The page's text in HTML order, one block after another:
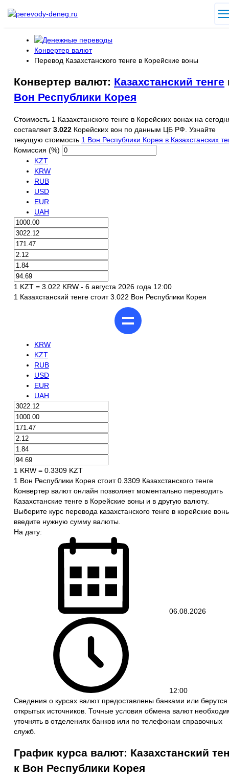
Конвертер валют
Перевод Казахстанского тенге в Корейские воны
Конвертер валют: Казахстанский тенге
Вон Республики Корея
Стоимость 1 Казахстанского тенге в Корейских вонах на
составляет3.022 Корейских вон по данным ЦБ РФ. Узнайте
текущую стоимость 1 Вон Республики Корея в Казахстанских
Комиссия (%)
KZT
KRW
RUB
USD
EUR
UAH
1 KZT = 3.022 KRW - 6 августа 2026 года 12:00
1 Казахстанский тенге стоит 3.022 Вон Республики Корея
KRW
KZT
RUB
USD
EUR
UAH
1 KRW = 0.3309 KZT
1 Вон Республики Корея стоит 0.3309 Казахстанского тенге
Конвертер валют онлайн позволяет моментально переводить
Казахстанские тенге в Корейские воны и в другую валюту.
Выберите курс перевода казахстанского тенге в корейские
введите нужную сумму валюты.
На дату:
06.08.2026
12:00
Сведения о курсах валют предоставлены банками или берутся
открытых источников. Точные условия обмена валют
уточнять в отделениях банков или по телефонам справочных
служб.
График курса валют: Казахстанский
к Вон Республики Корея